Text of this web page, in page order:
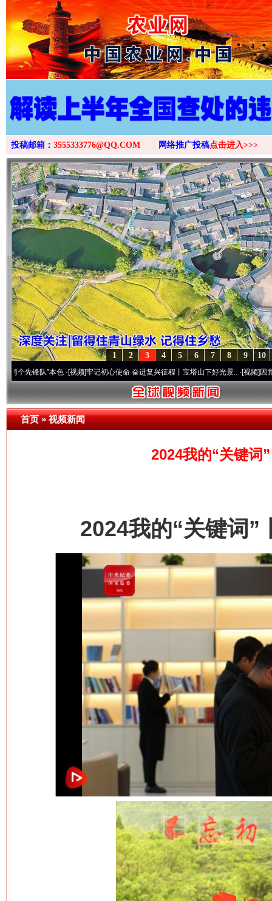
>
投稿邮箱： 3555333776@QQ.COM 网络推广投稿点击进入>>>
10
9
8
7
6
5
4
3
2
1
队”本色·[视频]牢记初心使命 奋进复兴征程丨宝塔山下好光景..·[视频]因党而生 为
首页»视频新闻
2024我的“关键词
2024我的“关键词”